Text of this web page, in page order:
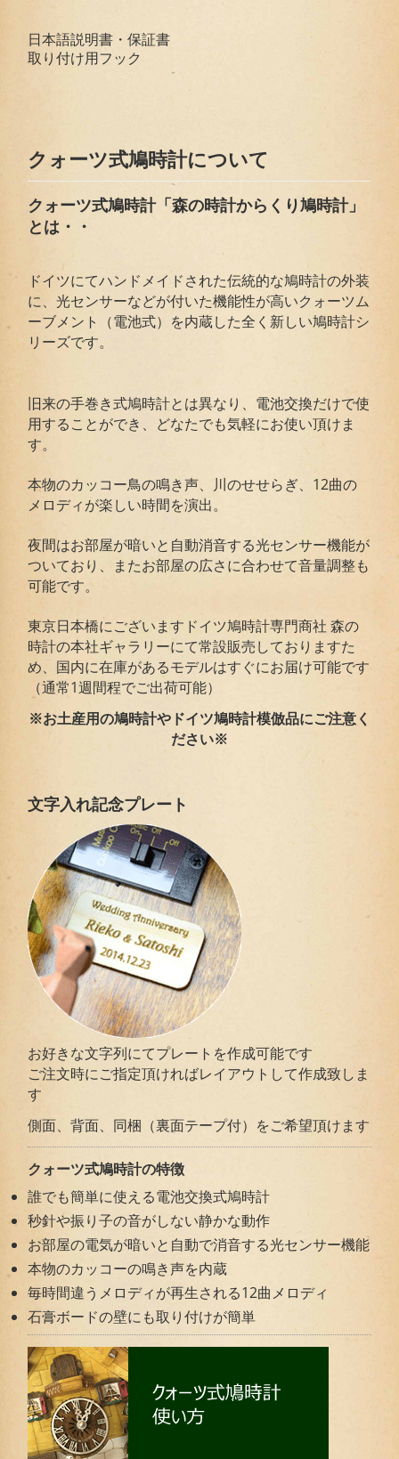
日本語説明書・保証書
取り付け用フック
クォーツ式鳩時計について
クォーツ式鳩時計「森の時計からくり鳩時計」
とは・・
ドイツにてハンドメイドされた伝統的な鳩時計の外装
に、光センサーなどが付いた機能性が高いクォーツム
ーブメント（電池式）を内蔵した全く新しい鳩時計シ
リーズです。
旧来の手巻き式鳩時計とは異なり、電池交換だけで使
用することができ、どなたでも気軽にお使い頂けま
す。
本物のカッコー鳥の鳴き声、川のせせらぎ、12曲の
メロディが楽しい時間を演出。
夜間はお部屋が暗いと自動消音する光センサー機能が
ついており、またお部屋の広さに合わせて音量調整も
可能です。
東京日本橋にございますドイツ鳩時計専門商社 森の
時計の本社ギャラリーにて常設販売しておりますた
め、国内に在庫があるモデルはすぐにお届け可能です
（通常1週間程でご出荷可能）
※お土産用の鳩時計やドイツ鳩時計模倣品にご注意く
ださい※
文字入れ記念プレート
お好きな文字列にてプレートを作成可能です
ご注文時にご指定頂ければレイアウトして作成致しま
す
側面、背面、同梱（裏面テープ付）をご希望頂けます
クォーツ式鳩時計の特徴
誰でも簡単に使える電池交換式鳩時計
秒針や振り子の音がしない静かな動作
お部屋の電気が暗いと自動で消音する光センサー機能
本物のカッコーの鳴き声を内蔵
毎時間違うメロディが再生される12曲メロディ
石膏ボードの壁にも取り付けが簡単